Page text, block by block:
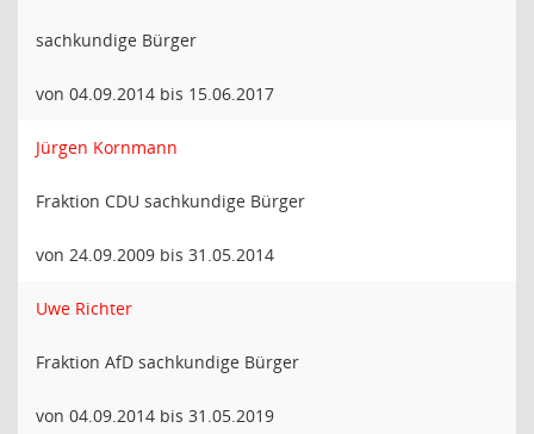
sachkundige Bürger
von 04.09.2014 bis 15.06.2017
Jürgen Kornmann
Fraktion CDU sachkundige Bürger
von 24.09.2009 bis 31.05.2014
Uwe Richter
Fraktion AfD sachkundige Bürger
von 04.09.2014 bis 31.05.2019